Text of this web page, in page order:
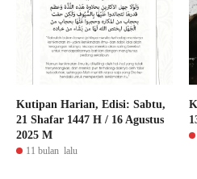
Kutipan Harian, Edisi: Sabtu,
21 Shafar 1447 H / 16 Agustus
2025 M
11 bulan lalu